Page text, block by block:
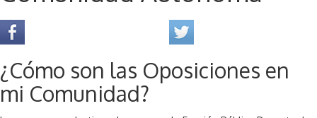
¿Cómo son las Oposiciones en
mi Comunidad?